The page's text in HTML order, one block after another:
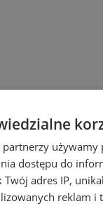
partnerzy
dostępu do
Twój adres IP,
reklam i